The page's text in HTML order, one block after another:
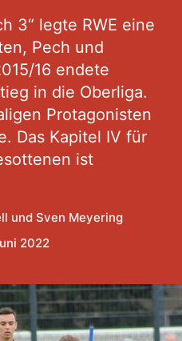
3“ legte RWE eine
Pech und
16 endete
in die Oberliga.
Protagonisten
Das Kapitel IV für
ist
und Sven Meyering
2022